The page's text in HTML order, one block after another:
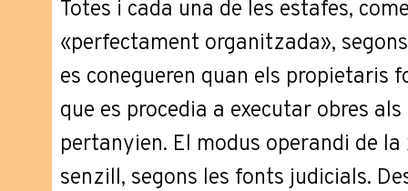
Totes i cada una de les estafes,
«perfectament organitzada»,
es conegueren quan els propietaris
que es procedia a executar obres
pertanyien. El modus operandi de
senzill, segons les fonts judicials.